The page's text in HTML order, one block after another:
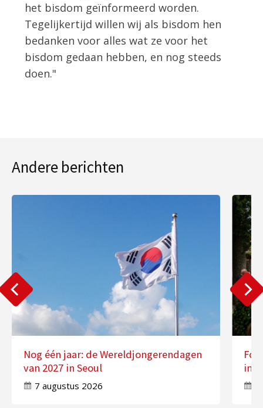
het bisdom geïnformeerd worden.
Tegelijkertijd willen wij als bisdom hen
bedanken voor alles wat ze voor het
bisdom gedaan hebben, en nog steeds
doen."
Andere berichten
Nog één jaar: de Wereldjongerendagen
van 2027 in Seoul
7 augustus 2026
in